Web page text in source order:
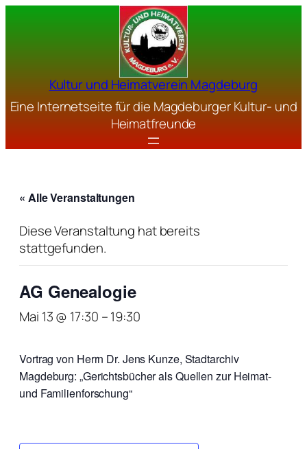
Kultur und Heimatverein Magdeburg
Eine Internetseite für die Magdeburger Kultur- und
Heimatfreunde
« Alle Veranstaltungen
Diese Veranstaltung hat bereits
stattgefunden.
AG Genealogie
Mai 13 @ 17:30 –19:30
Vortrag von Herrn Dr. Jens Kunze, Stadtarchiv
Magdeburg: „Gerichtsbücher als Quellen zur Heimat-
und Familienforschung“